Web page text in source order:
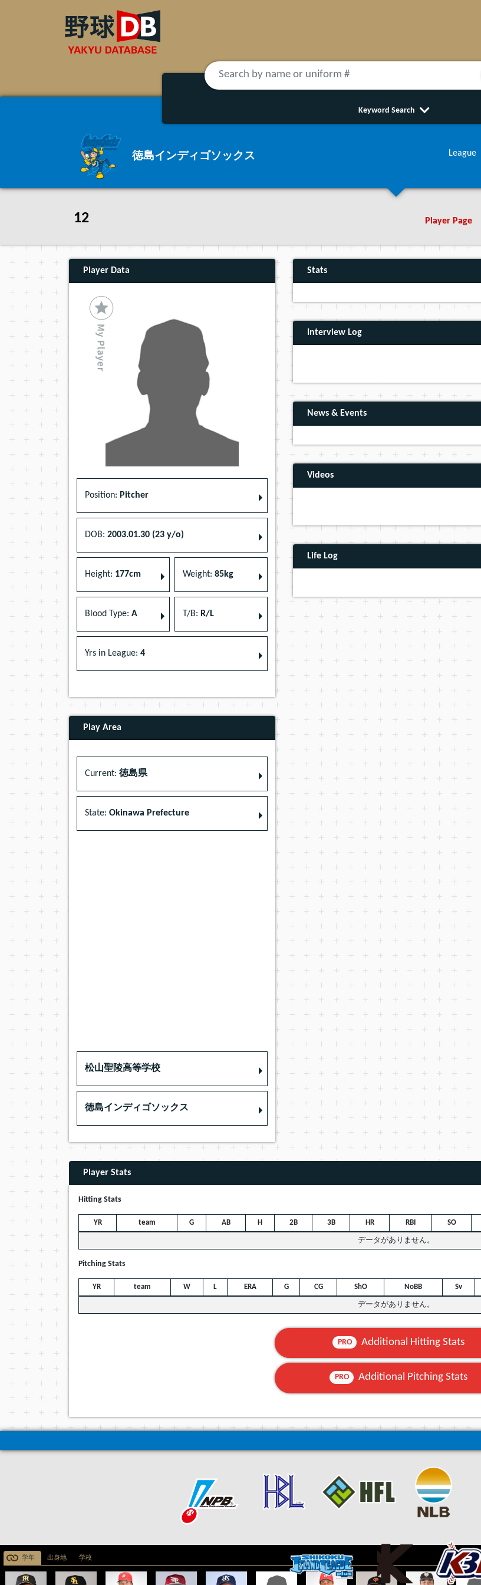
Keyword Search
徳島インディゴソックス League
12 Player Page
Player Data
Position: Pitcher
DOB: 2003.01.30 (23 y/o)
Height: 177cm Weight: 85kg
Blood Type: A T/B: R/L
Yrs in League: 4
Play Area
Current: 徳島県
State: Okinawa Prefecture
松山聖陵高等学校
徳島インディゴソックス
Stats
Interview Log
News & Events
Videos
Life Log
Player Stats
Hitting Stats
YR team G AB H 2B 3B HR RBI SO
データがありません。
Pitching Stats
YR team W L ERA G CG ShO NoBB Sv
データがありません。
PRO Additional Hitting Stats
PRO Additional Pitching Stats
学年 出身地 学校